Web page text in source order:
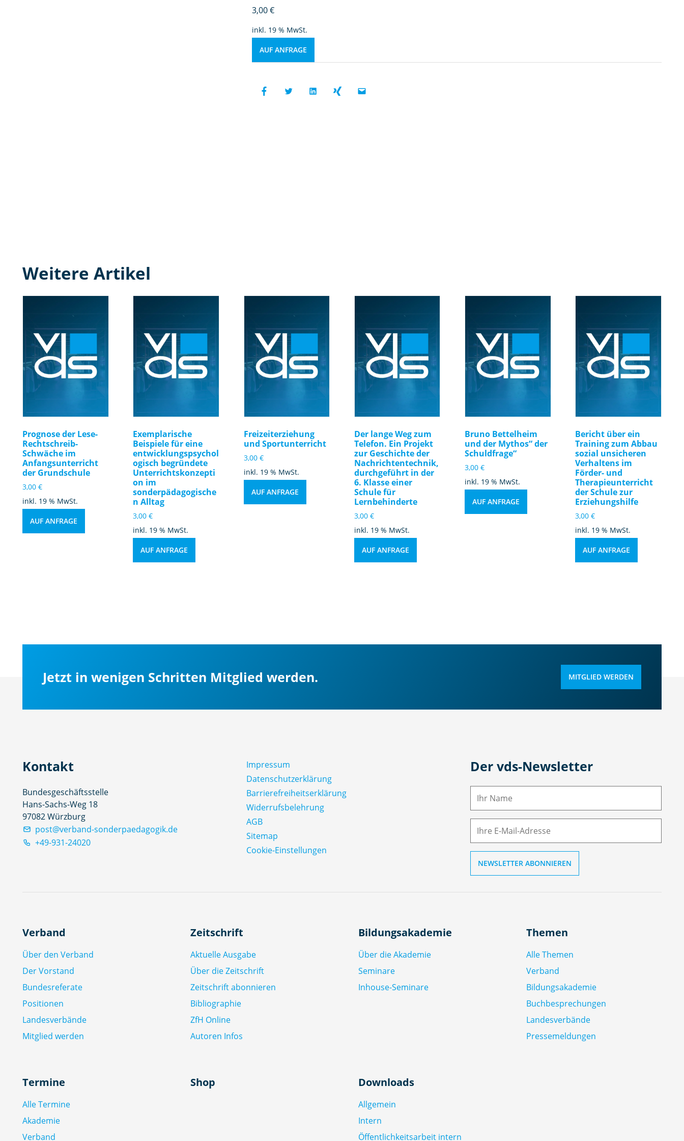
3,00€
inkl. 19 % MwSt.
AUF ANFRAGE
Weitere Artikel
Prognose der Lese-
Rechtschreib-
Schwäche im
Anfangsunterricht
der Grundschule
3,00 €
inkl. 19 % MwSt.
AUF ANFRAGE
Exemplarische
Beispiele für eine
entwicklungspsychol
ogisch begründete
Unterrichtskonzepti
on im
sonderpädagogische
n Alltag
3,00€
inkl. 19 % MwSt.
AUF ANFRAGE
Freizeiterziehung
und Sportunterricht
3,00 €
inkl. 19 % MwSt.
AUF ANFRAGE
Der lange Weg zum
Telefon. Ein Projekt
zur Geschichte der
Nachrichtentechnik,
durchgeführt in der
6. Klasse einer
Schule für
Lernbehinderte
3,00 €
inkl. 19 % MwSt.
AUF ANFRAGE
Bruno Bettelheim
und der Mythos“ der
Schuldfrage“
3,00€
inkl. 19 % MwSt.
AUF ANFRAGE
Bericht über ein
Training zum Abbau
sozial unsicheren
Verhaltens im
Förder- und
Therapieunterricht
der Schule zur
Erziehungshilfe
3,00€
inkl. 19 % MwSt.
AUF ANFRAGE
Jetzt in wenigen Schritten Mitglied werden. MITGLIED WERDEN
Kontakt
Bundesgeschäftsstelle
Hans-Sachs-Weg 18
97082 Würzburg
post@verband-sonderpaedagogik.de
+49-931-24020
Impressum
Datenschutz­erklärung
Barrierefreiheitserklärung
Widerrufsbelehrung
AGB
Sitemap
Cookie-Einstellungen
Der vds-Newsletter
N
M
Verband
Über den Verband
Der Vorstand
Bundesreferate
Positionen
Landesverbände
Mitglied werden
Zeitschrift
Aktuelle Ausgabe
Über die Zeitschrift
Zeitschrift abonnieren
Bibliographie
ZfH Online
Autoren Infos
Bildungsakademie
Über die Akademie
Seminare
Inhouse-Seminare
Themen
Alle Themen
Verband
Bildungsakademie
Buchbesprechungen
Landesverbände
Pressemeldungen
Termine
Alle Termine
Akademie
Verband
Shop Downloads
Allgemein
Intern
Öffentlichkeitsarbeit intern